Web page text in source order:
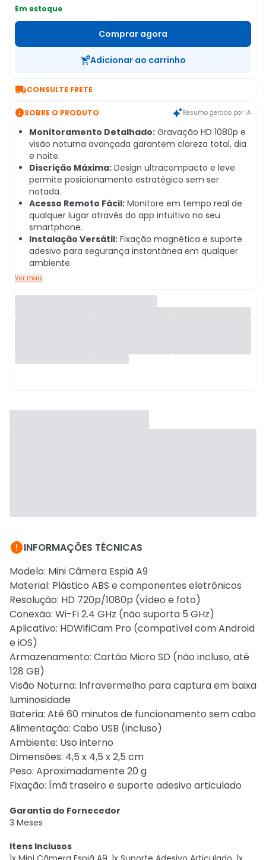
Em estoque
Comprar agora
Adicionar ao carrinho
CONSULTE FRETE
SOBRE O PRODUTO Resumo gerado por IA
Monitoramento Detalhado: Gravação HD 1080p e
visão noturna avançada garantem clareza total, dia
e noite.
Discrição Máxima: Design ultracompacto e leve
permite posicionamento estratégico sem ser
notada.
Acesso Remoto Fácil: Monitore em tempo real de
qualquer lugar através do app intuitivo no seu
smartphone.
Instalação Versátil: Fixação magnética e suporte
adesivo para segurança instantânea em qualquer
ambiente.
Ver mais
INFORMAÇÕES TÉCNICAS
Modelo: Mini Câmera Espiã A9
Material: Plástico ABS e componentes eletrônicos
Resolução: HD 720p/1080p (vídeo e foto)
Conexão: Wi-Fi 2.4 GHz (não suporta 5 GHz)
Aplicativo: HDWifiCam Pro (compatível com Android
e iOS)
Armazenamento: Cartão Micro SD (não incluso, até
128 GB)
Visão Noturna: Infravermelho para captura em baixa
luminosidade
Bateria: Até 60 minutos de funcionamento sem cabo
Alimentação: Cabo USB (incluso)
Ambiente: Uso interno
Dimensões: 4,5 x 4,5 x 2,5 cm
Peso: Aproximadamente 20 g
Fixação: Ímã traseiro e suporte adesivo articulado
Garantia do Fornecedor
3 Meses
Itens Inclusos